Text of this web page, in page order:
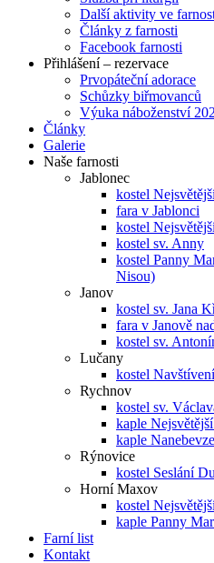
Další aktivity ve
Články z farnosti
Facebook farnosti
Přihlášení – rezervace
Prvopáteční adorace
Schůzky biřmovanců
Výuka náboženství
Články
Galerie
Naše farnosti
Jablonec
kostel
fara v Jablonci
kostel
kostel sv. Anny
kostel Panny
Nisou)
Janov
kostel sv. Jana
fara v Janově
kostel sv.
Lučany
kostel
Rychnov
kostel sv.
kaple
kaple
Rýnovice
kostel Seslání
Horní Maxov
kostel
kaple Panny
Farní list
Kontakt